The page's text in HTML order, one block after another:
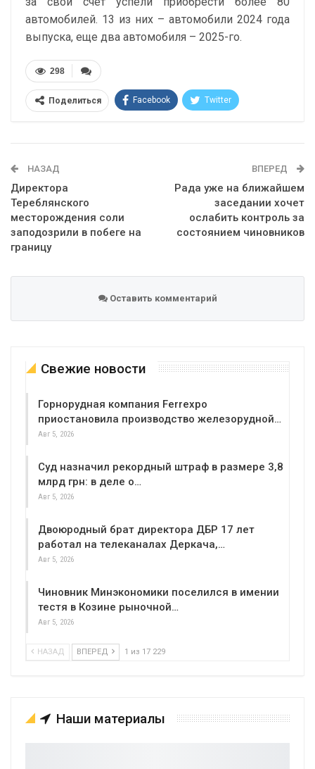
автомобилей. 13 из них – автомобили 2024 года
выпуска, еще два автомобиля – 2025-го.
298
Поделиться Facebook Twitter
НАЗАД
Директора
Тереблянского
месторождения соли
заподозрили в побеге на
границу
ВПЕРЕД
Рада уже на ближайшем
заседании хочет
ослабить контроль за
состоянием чиновников
Оставить комментарий
Свежие новости
Горнорудная компания Ferrexpo
приостановила производство железорудной…
Авг 5, 2026
Суд назначил рекордный штраф в размере 3,8
млрд грн: в деле о…
Авг 5, 2026
Двоюродный брат директора ДБР 17 лет
работал на телеканалах Деркача,…
Авг 5, 2026
Чиновник Минэкономики поселился в имении
тестя в Козине рыночной…
Авг 5, 2026
НАЗАД ВПЕРЕД 1 из 17 229
Наши материалы